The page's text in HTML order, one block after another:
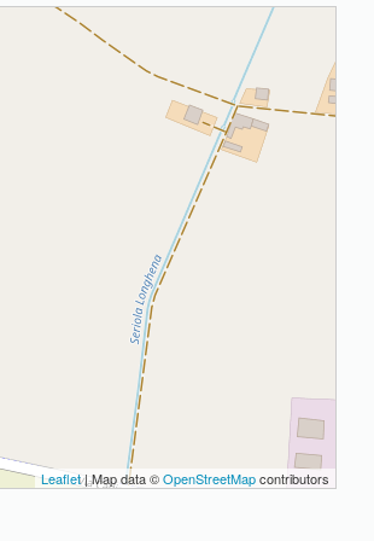
Leaflet| Map data ©OpenStreetMapcontributors